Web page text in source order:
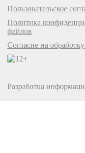
Пользовательское
Политика
файлов
Согласие на
Разработка